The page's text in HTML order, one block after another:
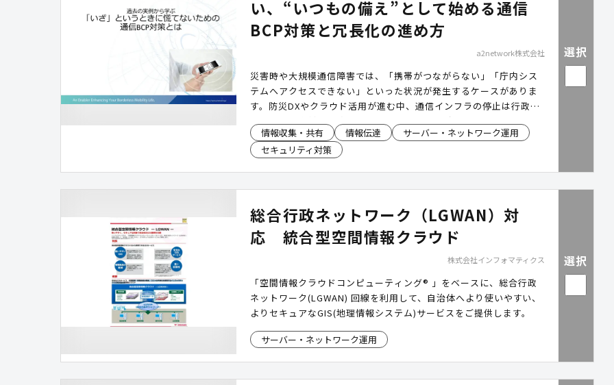
い、“いつもの備え”として始める通信
BCP対策と冗長化の進め方
a2network株式会社
災害時や大規模通信障害では、「携帯がつながらない」「庁内シス
テムへアクセスできない」といった状況が発生するケースがありま
す。防災DXやクラウド活用が進む中、通信インフラの停止は行政サ
ービスや災害対応業務へ影響を及ぼす可能性があります。「スカイ
ベリーpro®」は、3大キャリア回線を活用し、通信障害時に自動で
別回線へ切り替える通信冗長化サービスです。平時の業務利用から
情報収集・共有 情報伝達
サーバー・ネットワーク運用
セキュリティ対策
選択
総合行政ネットワーク（LGWAN）対
応 統合型空間情報クラウド
株式会社インフォマティクス
「空間情報クラウドコンピューティング® 」をベースに、総合行政
ネットワーク(LGWAN) 回線を利用して、自治体へより使いやすい、
よりセキュアなGIS(地理情報システム)サービスをご提供します。
サーバー・ネットワーク運用
選択